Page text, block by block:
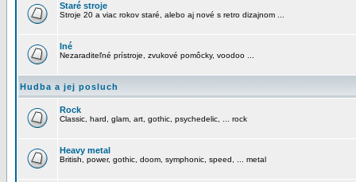
Staré stroje
Stroje 20 a viac rokov staré, alebo aj nové s retro dizajnom ...
Iné
Nezaraditeľné prístroje, zvukové pomôcky, voodoo ...
Hudba a jej posluch
Rock
Classic, hard, glam, art, gothic, psychedelic, ... rock
Heavy metal
British, power, gothic, doom, symphonic, speed, ... metal